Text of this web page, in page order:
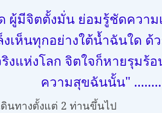
ผู้มีจิตตั้งมั่น ย่อมรู้ชัดความ
งเห็นทุกอย่างใต้น้ำฉันใด
งแห่งโลก จิตใจก็หายรุมร้
ความสุขฉันนั้น"
ดินทางตั้งแต่ 2 ท่านขึ้นไป